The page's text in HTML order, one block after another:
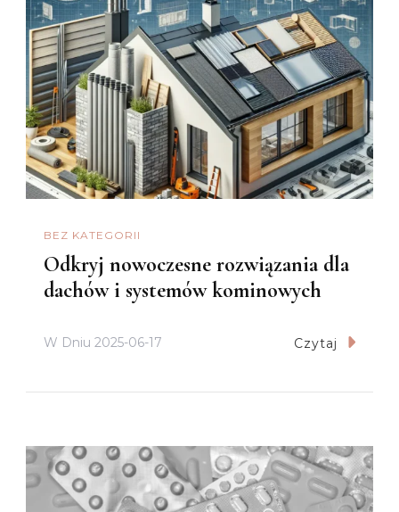
BEZ KATEGORII
Odkryj nowoczesne rozwiązania dla
dachów i systemów kominowych
W Dniu 2025-06-17 Czytaj